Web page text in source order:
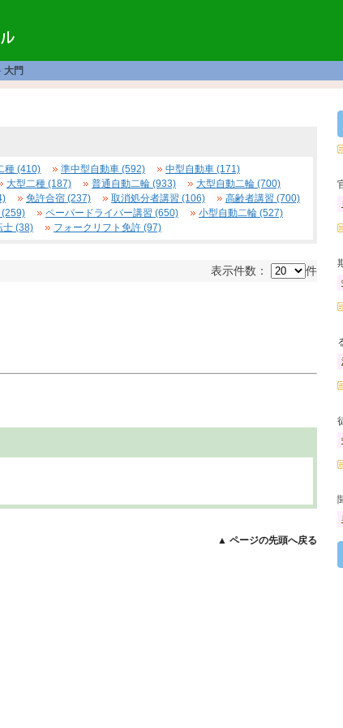
大門
種 (410) 準中型自動車 (592)
中型自動車 (171)
大型二種 (187) 普通自動二輪 (933)
大型自動二輪 (700)
免許合宿 (237) 取消処分者講習 (106)
高齢者講習 (700)
(259) ペーパードライバー講習 (650)
小型自動二輪 (527)
士 (38) フォークリフト免許 (97)
表示件数：
件
▲ ページの先頭へ戻る